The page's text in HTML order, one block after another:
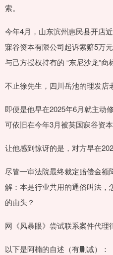
索。
今年4月，山东滨州惠民县开店
寐谷资本有限公司起诉索赔5万
与己方授权持有的 “东尼沙龙”商
不止徐先生，四川岳池的理发店
即便是他早在2025年6月就主动
可依旧在今年3月被英国寐谷资
让他感到惊讶的是，对方早在
尽管一审法院最终裁定赔偿金
解：本是行业共用的通俗叫法，
的由头？
网《风暴眼》尝试联系案件代理
以下是阿楠的自述（有删减）：